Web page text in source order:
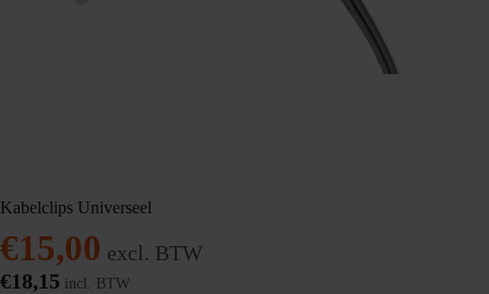
Kabelclips Universeel
€15,00 excl. BTW
€18,15 incl. BTW